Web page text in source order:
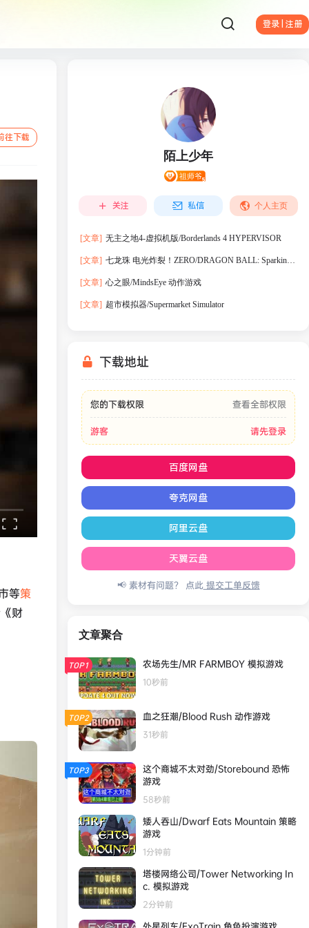
登录 | 注册
往下载
等策
财
陌上少年
关注 私信 个人主页
[文章] 无主之地4-虚拟机版/Borderlands 4 HYPERVISOR
[文章] 七龙珠 电光炸裂！ZERO/DRAGON BALL: Sparking!
[文章] 心之眼/MindsEye 动作‎游戏
[文章] 超市模拟器/Supermarket Simulator
下载地址
您的下载权限 查看全部权限
游客 请先登录
百度网盘
夸克网盘
阿里云盘
天翼云盘
📢 素材有问题？ 点此提交工单反馈
文章聚合
TOP1 农场先生/MR FARMBOY 模拟游戏
10秒前
TOP2 血之狂潮/Blood Rush 动作‎游戏
31秒前
TOP3
这个商城不太对劲/Storebound 恐怖
游戏
58秒前
矮人吞山/Dwarf Eats Mountain 策略
游戏
1分钟前
塔楼网络公司/Tower Networking In
c. 模拟游戏
2分钟前